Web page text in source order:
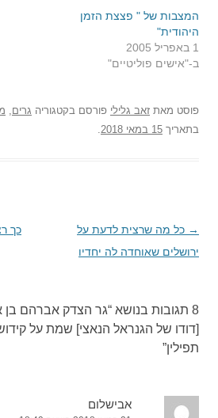
המצבות של " פצצת הזמן
היהודית"
1 באפריל 2005
ב-"אישים פוליטיים"
פוסט מאת זאב גלילי פורסם בקטגוריה גרים,
בתאריך 15 במאי 2018 .
ניווט
בפוסטים
→ כל מה שרצית לדעת על
ירושלים שאוחדה לה יחדיו
כך
8 תגובות בנושא “
גר הצדק אברהם בן
[דודו של הגנראל הנאצי] שמת על
תפילין”
אבישלום